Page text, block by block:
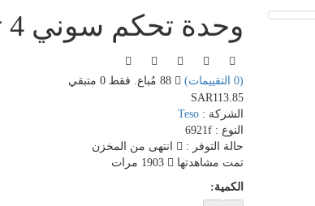
وحدة تحكم سوني 4 تشيلسي
(0 التقييمات)
88 مُباع. فقط 0 متبقي
SAR113.85
الشركة :Teso
النوع :6921f
حالة التوفر :
انتهى من المخزن
تمت مشاهدتها
1903 مرات
الكمية: